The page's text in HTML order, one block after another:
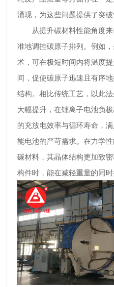
涌现，为这些问题提供了突破
从提升碳材料性能角度
准地调控碳原子排列。例如
术，可在极短时间内将温度
间，促使碳原子迅速且有序
结构。相比传统工艺，以此
大幅提升，在锂离子电池负
的充放电效率与循环寿命，
能电池的严苛需求。在力学
碳材料，其晶体结构更加致
构件时，能在减轻重量的同时